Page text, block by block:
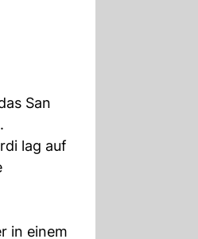
San
lag auf
in einem